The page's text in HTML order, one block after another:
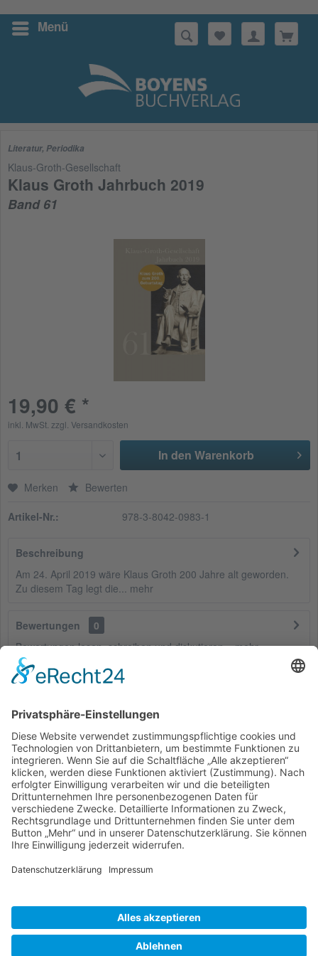
Menü
Suchen
Literatur, Periodika
Klaus-Groth-Gesellschaft
Klaus Groth Jahrbuch 2019
Band 61
19,90 € *
inkl. MwSt. zzgl. Versandkosten
1 In den Warenkorb
Merken Bewerten
Artikel-Nr.: 978-3-8042-0983-1
Beschreibung
Am 24. April 2019 wäre Klaus Groth 200 Jahre alt geworden.
Zu diesem Tag legt die... mehr
Bewertungen
0
Bewertungen lesen, schreiben und diskutieren...mehr
Kunden haben sich ebenfalls angesehen
Service Hotline
Shop Service
Informationen
* Alle Preise inkl. gesetzl. Mehrwertsteuer zzgl.Versandkostenund ggf.
Nachnahmegebühren, wenn nicht anders beschrieben
Bestellung Downloads
Widerrufsbelehrung Datenschutz
Impressum